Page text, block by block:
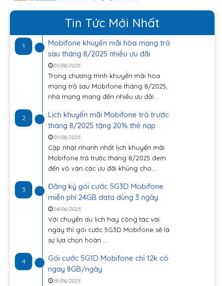
Tin Tức Mới Nhất
1
Mobifone khuyến mãi hòa mạng trả
sau tháng 8/2025 nhiều ưu đãi
01/08/2025
Trong chương trình khuyến mãi hòa
mạng trả sau Mobifone tháng 8/2025,
nhà mạng mang đến nhiều ưu đãi...
2
Lịch khuyến mãi Mobifone trả trước
tháng 8/2025 tặng 20% thẻ nạp
01/08/2025
Cập nhật nhanh nhất lịch khuyến mãi
Mobifone trả trước tháng 8/2025 đem
đến vô vàn các ưu đãi khủng cho...
3
Đăng ký gói cước 5G3D Mobifone
miễn phí 24GB data dùng 3 ngày
24/06/2025
Với chuyến du lịch hay công tác vài
ngày thì gói cước 5G3D Mobifone sẽ là
sự lựa chọn hoàn ...
4
Gói cước 5G1D Mobifone chỉ 12k có
ngay 8GB/ngày
19/06/2025